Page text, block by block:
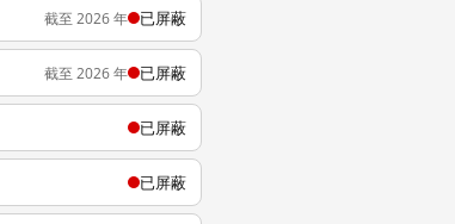
截至 2026 年 已屏蔽
截至 2026 年 已屏蔽
已屏蔽
已屏蔽